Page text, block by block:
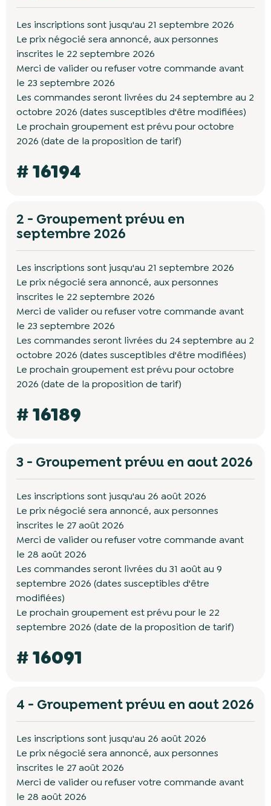
Les inscriptions sont jusqu'au 21 septembre 2026
Le prix négocié sera annoncé, aux personnes
inscrites le 22 septembre 2026
Merci de valider ou refuser votre commande avant
le 23 septembre 2026
Les commandes seront livrées du 24 septembre au 2
octobre 2026 (dates susceptibles d'être modifiées)
Le prochain groupement est prévu pour octobre
2026 (date de la proposition de tarif)
# 16194
2 - Groupement prévu en
septembre 2026
Les inscriptions sont jusqu'au 21 septembre 2026
Le prix négocié sera annoncé, aux personnes
inscrites le 22 septembre 2026
Merci de valider ou refuser votre commande avant
le 23 septembre 2026
Les commandes seront livrées du 24 septembre au 2
octobre 2026 (dates susceptibles d'être modifiées)
Le prochain groupement est prévu pour octobre
2026 (date de la proposition de tarif)
# 16189
3 - Groupement prévu en aout 2026
Les inscriptions sont jusqu'au 26 août 2026
Le prix négocié sera annoncé, aux personnes
inscrites le 27 août 2026
Merci de valider ou refuser votre commande avant
le 28 août 2026
Les commandes seront livrées du 31 août au 9
septembre 2026 (dates susceptibles d'être
modifiées)
Le prochain groupement est prévu pour le 22
septembre 2026 (date de la proposition de tarif)
# 16091
4 - Groupement prévu en aout 2026
Les inscriptions sont jusqu'au 26 août 2026
Le prix négocié sera annoncé, aux personnes
inscrites le 27 août 2026
Merci de valider ou refuser votre commande avant
le 28 août 2026